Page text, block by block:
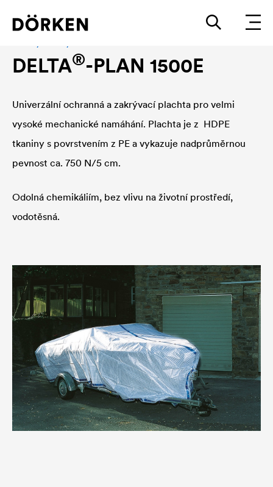
DELTA®-PLAN 1500E
Univerzální ochranná a zakrývací plachta pro velmi
vysoké mechanické namáhání. Plachta je z HDPE
tkaniny s povrstvením z PE a vykazuje nadprůměrnou
pevnost ca. 750 N/5 cm.
Odolná chemikáliím, bez vlivu na životní prostředí,
vodotěsná.